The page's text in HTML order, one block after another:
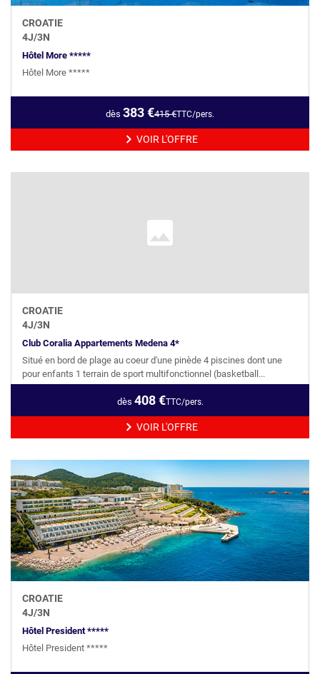
CROATIE
4J/3N
Hôtel More *****
Hôtel More *****
dès 383€415€TTC/pers.
VOIR L'OFFRE
CROATIE
4J/3N
Club Coralia Appartements Medena 4*
Situé en bord de plage au coeur d'une pinède 4 piscines dont une
pour enfants 1 terrain de sport multifonctionnel (basketball...
dès 408€TTC/pers.
VOIR L'OFFRE
CROATIE
4J/3N
Hôtel President *****
Hôtel President *****